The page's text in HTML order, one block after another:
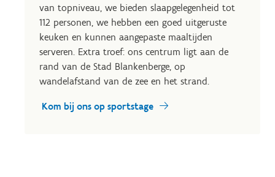
van topniveau, we bieden slaapgelegenheid tot
112 personen, we hebben een goed uitgeruste
keuken en kunnen aangepaste maaltijden
serveren. Extra troef: ons centrum ligt aan de
rand van de Stad Blankenberge, op
wandelafstand van de zee en het strand.
Kom bij ons op sportstage